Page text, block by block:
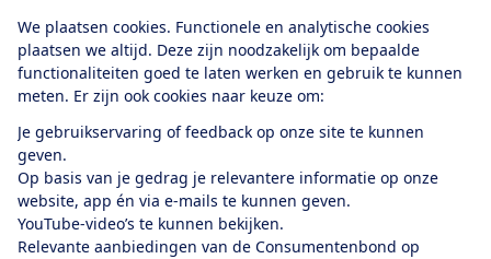
We plaatsen cookies. Functionele en analytische cookies
plaatsen we altijd. Deze zijn noodzakelijk om bepaalde
functionaliteiten goed te laten werken en gebruik te kunnen
meten. Er zijn ook cookies naar keuze om:
Je gebruikservaring of feedback op onze site te kunnen
geven.
Op basis van je gedrag je relevantere informatie op onze
website, app én via e-mails te kunnen geven.
YouTube-video’s te kunnen bekijken.
Relevante aanbiedingen van de Consumentenbond op
Alles over de
app
Algemene Voorwaarden
Privacyverklaring
Cookiebeleid
Privacyvoorkeuren